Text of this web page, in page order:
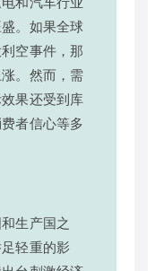
。如果全球
空事件，那
。然而，需
果还受到库
者信心等多
生产国之
轻重的影